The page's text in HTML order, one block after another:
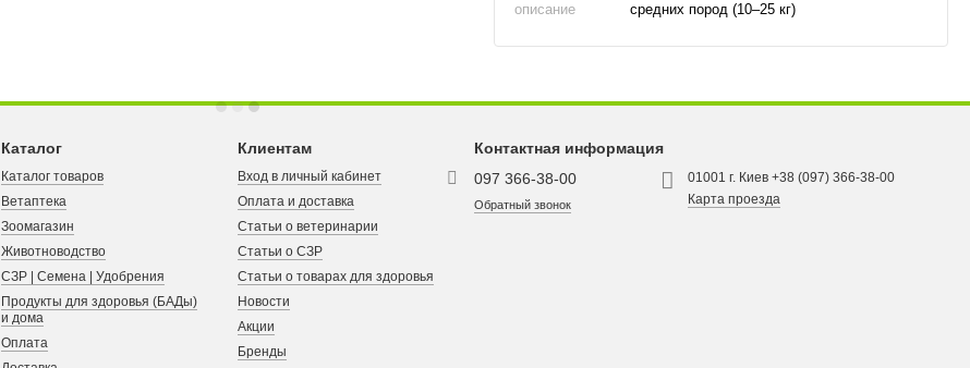
описание
средних пород (10–25 кг)
Каталог
Каталог товаров
Ветаптека
Зоомагазин
Животноводство
СЗР | Семена | Удобрения
Продукты для здоровья (БАДы)
и дома
Оплата
Клиентам
Вход в личный кабинет
Оплата и доставка
Статьи о ветеринарии
Статьи о СЗР
Статьи о товарах для здоровья
Новости
Акции
Бренды
Контактная информация
097 366-38-00
Обратный звонок
01001 г. Киев +38 (097) 366-38-00
Карта проезда